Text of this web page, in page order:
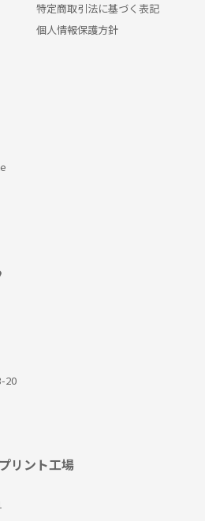
特定商取引法に基づく表記
個人情報保護方針
20
リント工場